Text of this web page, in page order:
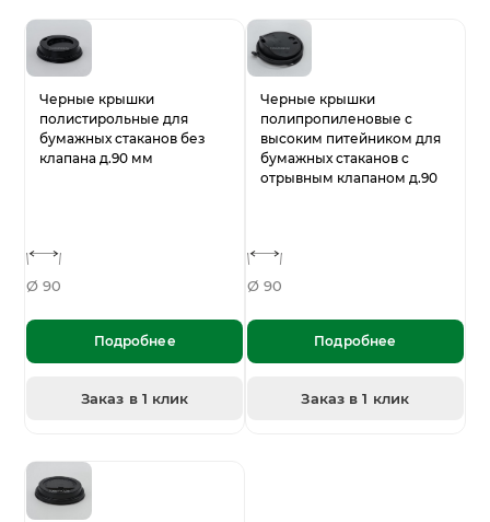
Черные крышки
полистирольные для
бумажных стаканов без
клапана д.90 мм
Ø 90
Подробнее
Заказ в 1 клик
Черные крышки
полипропиленовые с
высоким питейником для
бумажных стаканов с
отрывным клапаном д.90
Ø 90
Подробнее
Заказ в 1 клик